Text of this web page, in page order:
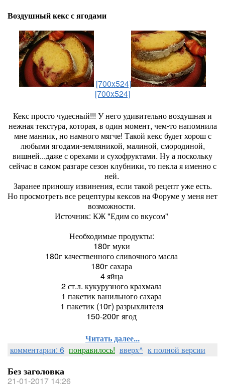
Воздушный кекс с ягодами
[700x524]
[700x524]
Кекс просто чудесный!!! У него удивительно воздушная и
нежная текстура, которая, в один момент, чем-то напомнила
мне манник, но намного мягче! Такой кекс будет хорош с
любыми ягодами-земляникой, малиной, смородиной,
вишней...даже с орехами и сухофруктами. Ну а поскольку
сейчас в самом разгаре сезон клубники, то пекла я именно с
ней.
Заранее приношу извинения, если такой рецепт уже есть.
Но просмотреть все рецептуры кексов на Форуме у меня нет
возможности.
Источник: КЖ "Едим со вкусом"
Необходимые продукты:
180г муки
180г качественного сливочного масла
180г сахара
4 яйца
2 ст.л. кукурузного крахмала
1 пакетик ванильного сахара
1 пакетик (10г) разрыхлителя
150-200г ягод
Читать далее...
комментарии: 6 понравилось! вверх^ к полной версии
Без заголовка
21-01-2017 14:26